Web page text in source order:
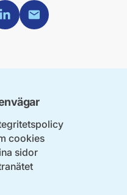
via Linkedin
Dela via Mail
cookies
sidor